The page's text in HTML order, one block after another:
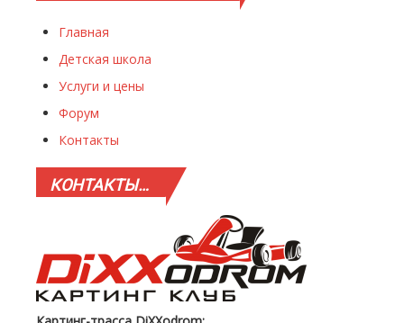
Главная
Детская школа
Услуги и цены
Форум
Контакты
КОНТАКТЫ…